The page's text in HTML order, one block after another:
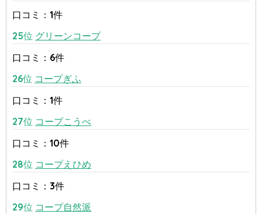
口コミ：1件
25位 グリーンコープ
口コミ：6件
26位 コープぎふ
口コミ：1件
27位 コープこうべ
口コミ：10件
28位 コープえひめ
口コミ：3件
29位 コープ自然派